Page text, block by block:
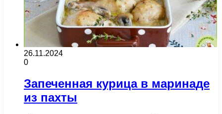
26.11.2024
0
Запеченная курица в маринаде
из пахты